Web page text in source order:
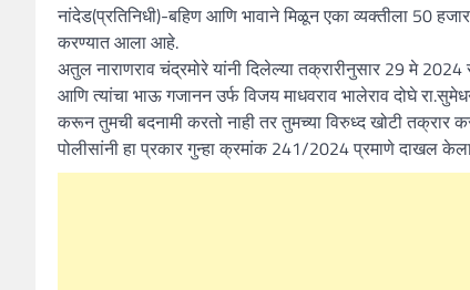
नांदेड(प्रतिनिधी)-बहिण आणि भावाने मिळून एका व्यक्तीला 50
करण्यात आला आहे.
अतुल नाराणराव चंद्रमोरे यांनी दिलेल्या तक्रारीनुसार 29 मे
आणि त्यांचा भाऊ गजानन उर्फ विजय माधवराव भालेराव दोघे
करून तुमची बदनामी करतो नाही तर तुमच्या विरुध्द खोटी
पोलीसांनी हा प्रकार गुन्हा क्रमांक 241/2024 प्रमाणे दाखल